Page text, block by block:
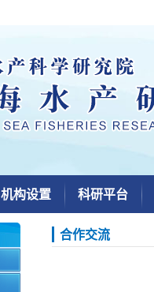
机构设置 科研平台
合作交流